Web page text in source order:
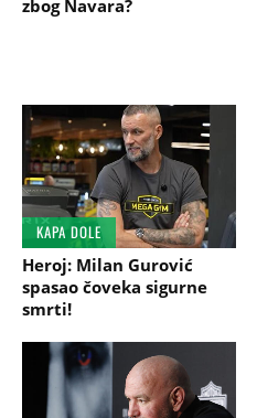
zbog Navara?
KAPA DOLE
Heroj: Milan Gurović
spasao čoveka sigurne
smrti!